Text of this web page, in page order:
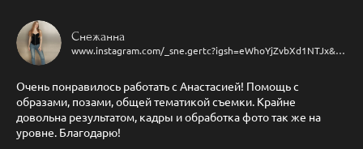
Снежанна
www.instagram.com/_sne.gertc?igsh=eWhoYjZvbXd1NTJx&utm_source=qr
Очень понравилось работать с Анастасией! Помощь с
образами, позами, общей тематикой съемки. Крайне
довольна результатом, кадры и обработка фото так же на
уровне. Благодарю!